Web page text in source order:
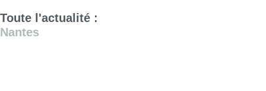
Toute l'actualité :
Nantes